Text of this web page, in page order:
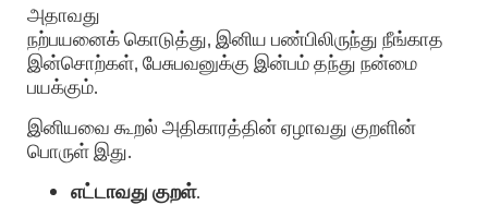
அதாவது
நற்பயனைக் கொடுத்து, இனிய பண்பிலிருந்து நீங்காத
இன்சொற்கள், பேசுபவனுக்கு இன்பம் தந்து நன்மை
பயக்கும்.
இனியவை கூறல் அதிகாரத்தின் ஏழாவது குறளின்
பொருள் இது.
எட்டாவது குறள்.